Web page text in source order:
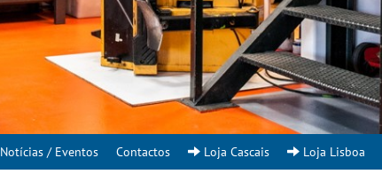
Notícias / Eventos Contactos Loja Cascais Loja Lisboa